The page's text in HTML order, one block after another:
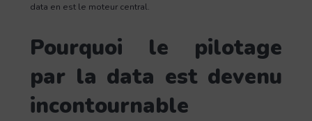
data en est le moteur central.
Pourquoi le pilotage
par la data est devenu
incontournable